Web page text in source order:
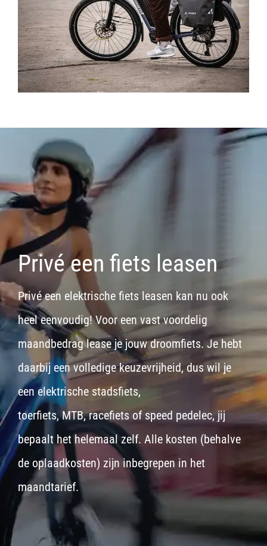
Privé een fiets leasen
Privé een elektrische fiets leasen kan nu ook
heel eenvoudig! Voor een vast voordelig
maandbedrag lease je jouw droomfiets. Je hebt
daarbij een volledige keuzevrijheid, dus wil je
eenelektrische stadsfiets,
toerfiets,MTB,racefietsof speed pedelec, jij
bepaalt het helemaal zelf. Alle kosten (behalve
de oplaadkosten) zijn inbegrepen in het
maandtarief.